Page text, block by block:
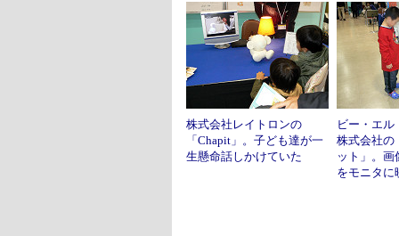
株式会社レイトロンの
「Chapit」。子ども達が一
生懸命話しかけていた
ビー・エル
株式会社の
ット」。画
をモニタに